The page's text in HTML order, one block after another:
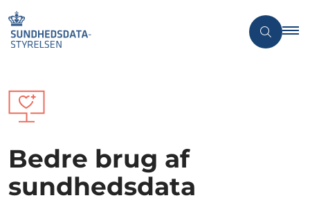
Bedre brug af
sundhedsdata